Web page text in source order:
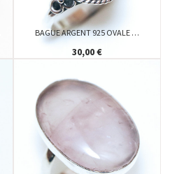
BAGUE ARGENT 925 OVALE …
30,00 €